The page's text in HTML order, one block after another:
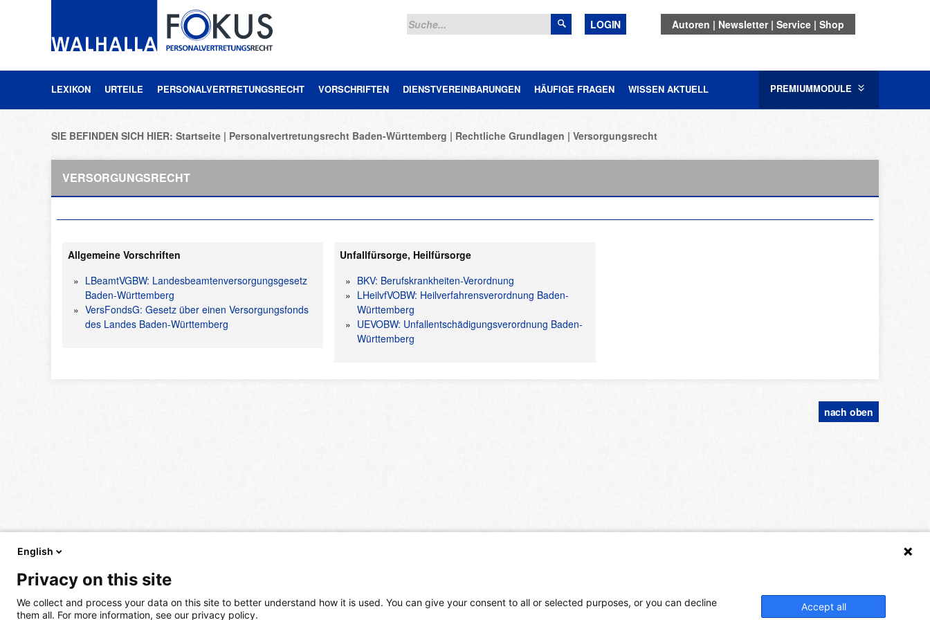
LOGIN Autoren Newsletter Service Shop
LEXIKON URTEILE PERSONALVERTRETUNGSRECHT VORSCHRIFTEN DIENSTVEREINBARUNGEN HÄUFIGE FRAGEN WISSEN AKTUELL PREMIUMMODULE
SIE BEFINDEN SICH HIER: Startseite Personalvertretungsrecht Baden-Württemberg Rechtliche Grundlagen Versorgungsrecht
VERSORGUNGSRECHT
Allgemeine Vorschriften
LBeamtVGBW: Landesbeamtenversorgungsgesetz
Baden-Württemberg
VersFondsG: Gesetz über einen Versorgungsfonds
des Landes Baden-Württemberg
Unfallfürsorge, Heilfürsorge
BKV: Berufskrankheiten-Verordnung
LHeilvfVOBW: Heilverfahrensverordnung Baden-
Württemberg
UEVOBW: Unfallentschädigungsverordnung Baden-
Württemberg
nach oben
English
Privacy on this site
We collect and process your data on this site to better understand how it is used. You can give your consent to all or selected purposes, or you can decline
them all. For more information, see our privacy policy.
Accept all